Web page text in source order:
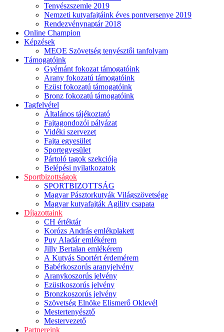
Tenyészszemle 2019
Nemzeti kutyafajtáink éves pontversenye 2019
Rendezvénynaptár 2018
Online Champion
Képzések
MEOE Szövetség tenyésztői tanfolyam
Támogatóink
Gyémánt fokozat támogatóink
Arany fokozatú támogatóink
Ezüst fokozatú támogatóink
Bronz fokozatú támogatóink
Tagfelvétel
Általános tájékoztató
Fajtagondozói pályázat
Vidéki szervezet
Fajta egyesület
Sportegyesület
Pártoló tagok szekciója
Belépési nyilatkozatok
Sportbizottságok
SPORTBIZOTTSÁG
Magyar Pásztorkutyák Világszövetsége
Magyar kutyafajták Agility csapata
Díjazottaink
CH értéktár
Korózs András emlékplakett
Puy Aladár emlékérem
Jilly Bertalan emlékérem
A Kutyás Sportért érdemérem
Babérkoszorús aranyjelvény
Aranykoszorús jelvény
Ezüstkoszorús jelvény
Bronzkoszorús jelvény
Szövetség Elnöke Elismerő Oklevél
Mestertenyésztő
Mestervezető
Partnereink